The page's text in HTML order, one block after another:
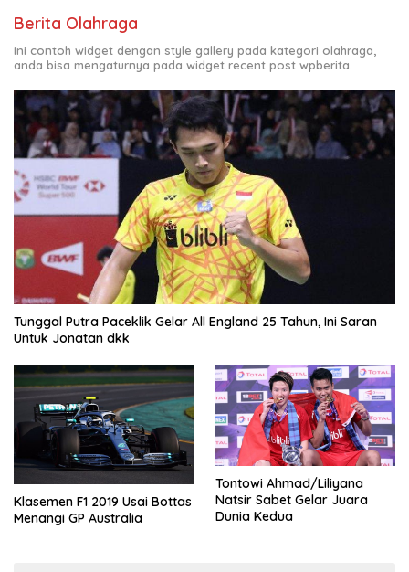
Berita Olahraga
Ini contoh widget dengan style gallery pada kategori olahraga,
anda bisa mengaturnya pada widget recent post wpberita.
Tunggal Putra Paceklik Gelar All England 25 Tahun, Ini Saran
Untuk Jonatan dkk
Klasemen F1 2019 Usai Bottas
Menangi GP Australia
Tontowi Ahmad/Liliyana
Natsir Sabet Gelar Juara
Dunia Kedua